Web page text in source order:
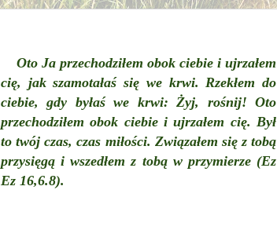
Oto Ja przechodziłem obok ciebie i ujrzałem
cię, jak szamotałaś się we krwi. Rzekłem do
ciebie, gdy byłaś we krwi: Żyj, rośnij! Oto
przechodziłem obok ciebie i ujrzałem cię. Był
to twój czas, czas miłości. Związałem się z tobą
przysięgą i wszedłem z tobą w przymierze (Ez
Ez 16,6.8).